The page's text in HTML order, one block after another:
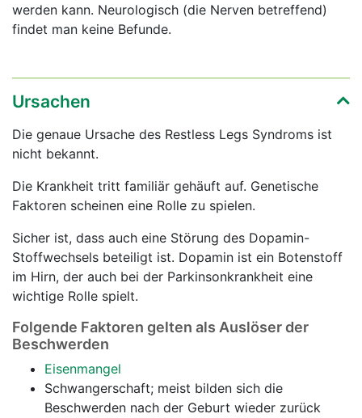
werden kann. Neurologisch (die Nerven betreffend)
findet man keine Befunde.
Ursachen
Die genaue Ursache des Restless Legs Syndroms ist
nicht bekannt.
Die Krankheit tritt familiär gehäuft auf. Genetische
Faktoren scheinen eine Rolle zu spielen.
Sicher ist, dass auch eine Störung des Dopamin-
Stoffwechsels beteiligt ist. Dopamin ist ein Botenstoff
im Hirn, der auch bei der Parkinsonkrankheit eine
wichtige Rolle spielt.
Folgende Faktoren gelten als Auslöser der
Beschwerden
Eisenmangel
Schwangerschaft; meist bilden sich die
Beschwerden nach der Geburt wieder zurück